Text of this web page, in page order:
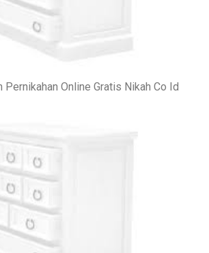
Pernikahan Online Gratis Nikah Co Id